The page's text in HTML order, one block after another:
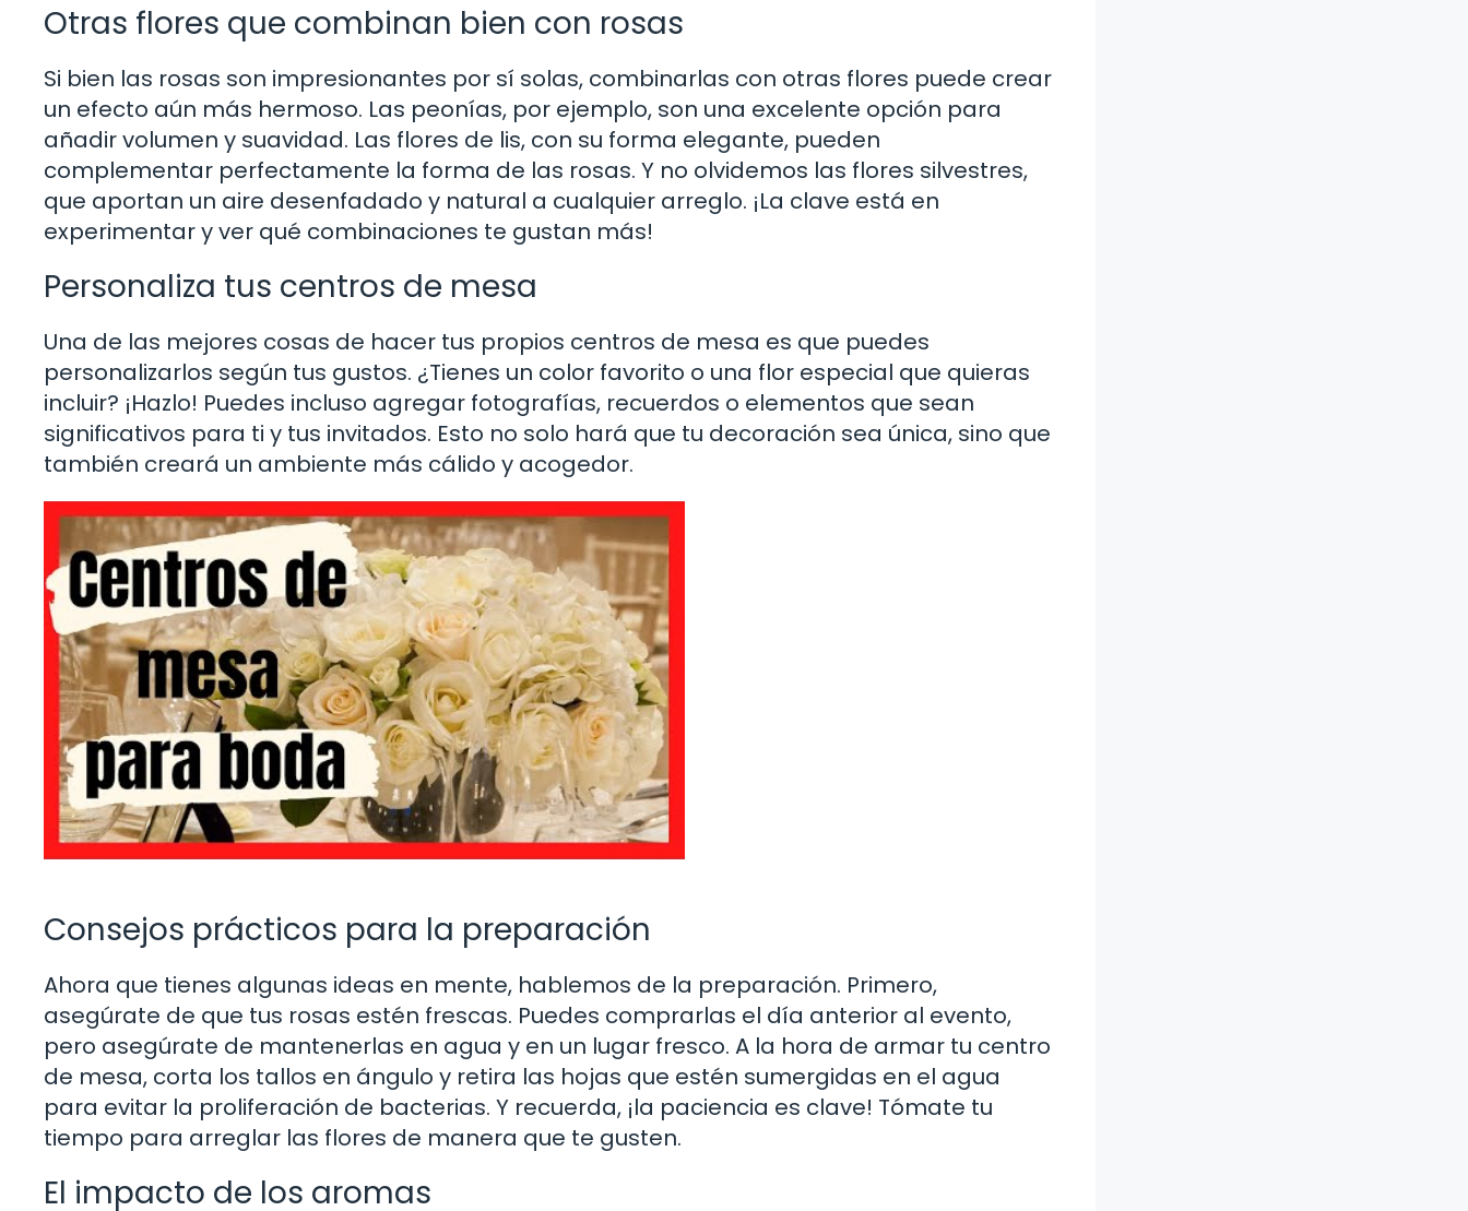
Otras flores que combinan bien con rosas
Si bien las rosas son impresionantes por sí solas, combinarlas con otras flores puede crear
un efecto aún más hermoso. Las peonías, por ejemplo, son una excelente opción para
añadir volumen y suavidad. Las flores de lis, con su forma elegante, pueden
complementar perfectamente la forma de las rosas. Y no olvidemos las flores silvestres,
que aportan un aire desenfadado y natural a cualquier arreglo. ¡La clave está en
experimentar y ver qué combinaciones te gustan más!
Personaliza tus centros de mesa
Una de las mejores cosas de hacer tus propios centros de mesa es que puedes
personalizarlos según tus gustos. ¿Tienes un color favorito o una flor especial que quieras
incluir? ¡Hazlo! Puedes incluso agregar fotografías, recuerdos o elementos que sean
significativos para ti y tus invitados. Esto no solo hará que tu decoración sea única, sino que
también creará un ambiente más cálido y acogedor.
Consejos prácticos para la preparación
Ahora que tienes algunas ideas en mente, hablemos de la preparación. Primero,
asegúrate de que tus rosas estén frescas. Puedes comprarlas el día anterior al evento,
pero asegúrate de mantenerlas en agua y en un lugar fresco. A la hora de armar tu centro
de mesa, corta los tallos en ángulo y retira las hojas que estén sumergidas en el agua
para evitar la proliferación de bacterias. Y recuerda, ¡la paciencia es clave! Tómate tu
tiempo para arreglar las flores de manera que te gusten.
El impacto de los aromas